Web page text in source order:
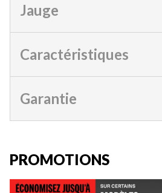
Jauge
Caractéristiques
Garantie
PROMOTIONS